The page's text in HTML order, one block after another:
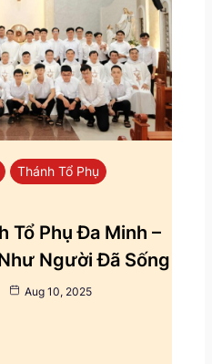
Thánh Tổ Phụ
Tổ Phụ Đa Minh –
Người Đã Sống
Aug 10, 2025